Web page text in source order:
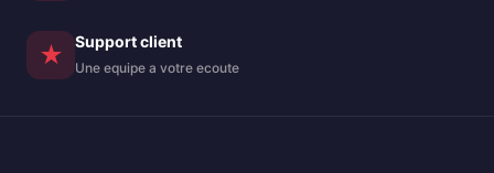
★ Support client
Une equipe a votre ecoute